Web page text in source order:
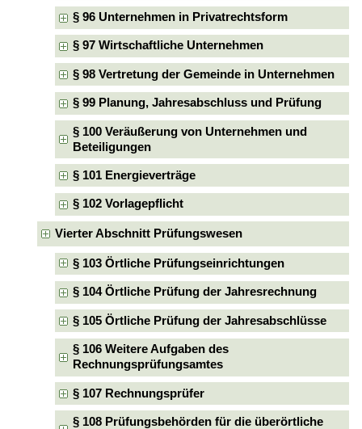
§ 96 Unternehmen in Privatrechtsform
§ 97 Wirtschaftliche Unternehmen
§ 98 Vertretung der Gemeinde in Unternehmen
§ 99 Planung, Jahresabschluss und Prüfung
§ 100 Veräußerung von Unternehmen und
Beteiligungen
§ 101 Energieverträge
§ 102 Vorlagepflicht
Vierter Abschnitt Prüfungswesen
§ 103 Örtliche Prüfungseinrichtungen
§ 104 Örtliche Prüfung der Jahresrechnung
§ 105 Örtliche Prüfung der Jahresabschlüsse
§ 106 Weitere Aufgaben des
Rechnungsprüfungsamtes
§ 107 Rechnungsprüfer
§ 108 Prüfungsbehörden für die überörtliche